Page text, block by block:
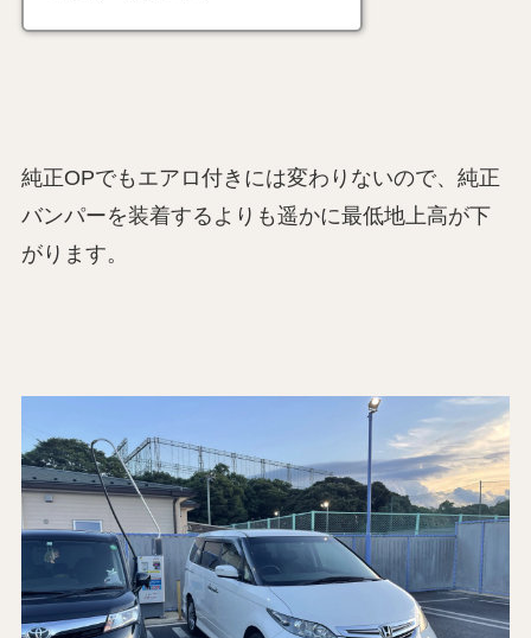
純正OPでもエアロ付きには変わりないので、純正
バンパーを装着するよりも遥かに最低地上高が下
がります。